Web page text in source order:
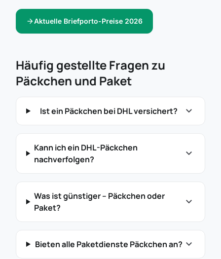
arrow_forwardAktuelle Briefporto-Preise 2026
Häufig gestellte Fragen zu
Päckchen und Paket
Ist ein Päckchen bei DHL versichert? expand_more
Kann ich ein DHL-Päckchen
nachverfolgen?
expand_more
Was ist günstiger – Päckchen oder
Paket?
expand_more
Bieten alle Paketdienste Päckchen an? expand_more